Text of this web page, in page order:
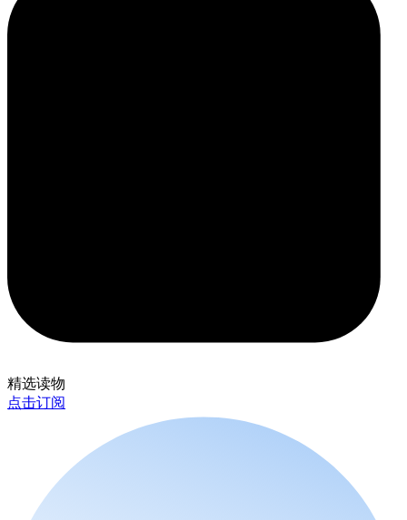
精选读物
点击订阅